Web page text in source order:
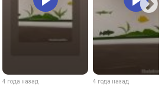
4 года назад 4 года назад